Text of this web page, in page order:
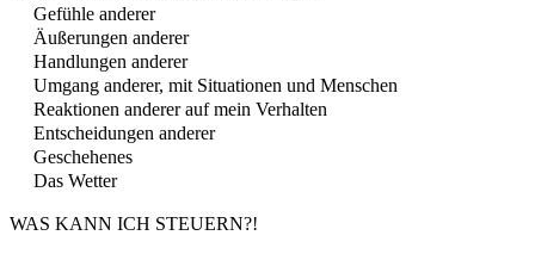
Gefühle anderer
Äußerungen anderer
Handlungen anderer
Umgang anderer, mit Situationen und Menschen
Reaktionen anderer auf mein Verhalten
Entscheidungen anderer
Geschehenes
Das Wetter
WAS KANN ICH STEUERN?!